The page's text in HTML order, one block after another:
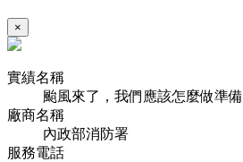
×
實績名稱
颱風來了，我們應該怎麼做準備
廠商名稱
內政部消防署
服務電話